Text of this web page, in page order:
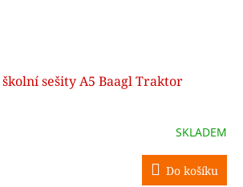
sešity A5 Baagl Traktor
SKLADEM
Do košíku